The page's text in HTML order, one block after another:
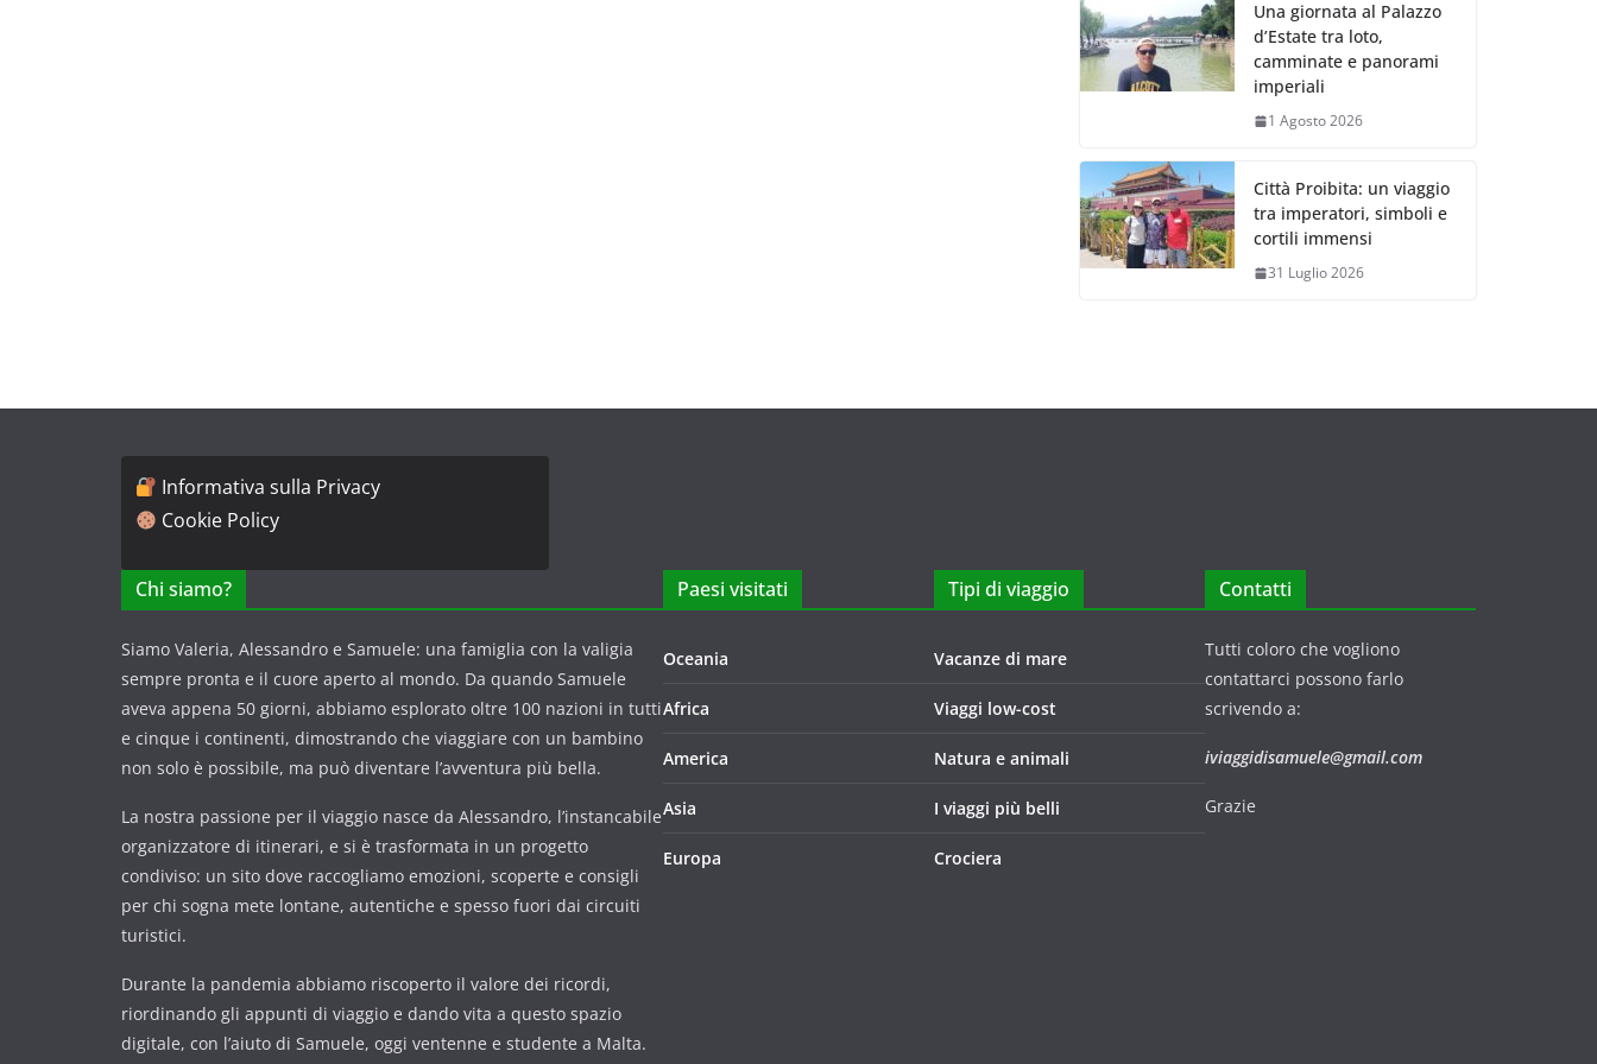
Una giornata al Palazzo
d’Estate tra loto,
camminate e panorami
imperiali
1 Agosto 2026
Città Proibita: un viaggio
tra imperatori, simboli e
cortili immensi
31 Luglio 2026
Informativa sulla Privacy
Cookie Policy
Chi siamo?
Siamo Valeria, Alessandro e Samuele: una famiglia con la valigia
sempre pronta e il cuore aperto al mondo. Da quando Samuele
aveva appena 50 giorni, abbiamo esplorato oltre 100 nazioni in tutti
e cinque i continenti, dimostrando che viaggiare con un bambino
non solo è possibile, ma può diventare l’avventura più bella.
La nostra passione per il viaggio nasce da Alessandro, l’instancabile
organizzatore di itinerari, e si è trasformata in un progetto
condiviso: un sito dove raccogliamo emozioni, scoperte e consigli
per chi sogna mete lontane, autentiche e spesso fuori dai circuiti
turistici.
Durante la pandemia abbiamo riscoperto il valore dei ricordi,
riordinando gli appunti di viaggio e dando vita a questo spazio
digitale, con l’aiuto di Samuele, oggi ventenne e studente a Malta.
Paesi visitati
Oceania
Africa
America
Asia
Europa
Tipi di viaggio
Vacanze di mare
Viaggi low-cost
Natura e animali
I viaggi più belli
Crociera
Contatti
Tutti coloro che vogliono
contattarci possono farlo
scrivendo a:
iviaggidisamuele@gmail.com
Grazie